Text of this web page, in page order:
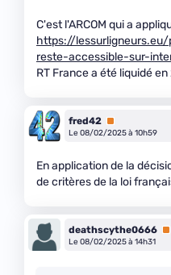
C'est l'ARCOM qui a
https://
reste-accessible-sur-
RT France a été liquidé
fred42 Premium
Le 08/02/2025 à 10h59
En application de la
de critères de la loi
deathscythe0666
Le 08/02/2025 à 14h31